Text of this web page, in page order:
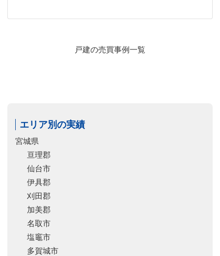
戸建の売買事例一覧
エリア別の実績
宮城県
亘理郡
仙台市
伊具郡
刈田郡
加美郡
名取市
塩竈市
多賀城市